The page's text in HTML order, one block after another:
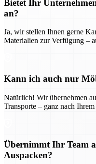
Bietet Ihr
an?
Ja, wir stellen Ihnen gerne
Materialien zur Verfügung –
Kann ich auch nur
Natürlich! Wir übernehmen
Transporte – ganz nach
Übernimmt Ihr Team
Auspacken?